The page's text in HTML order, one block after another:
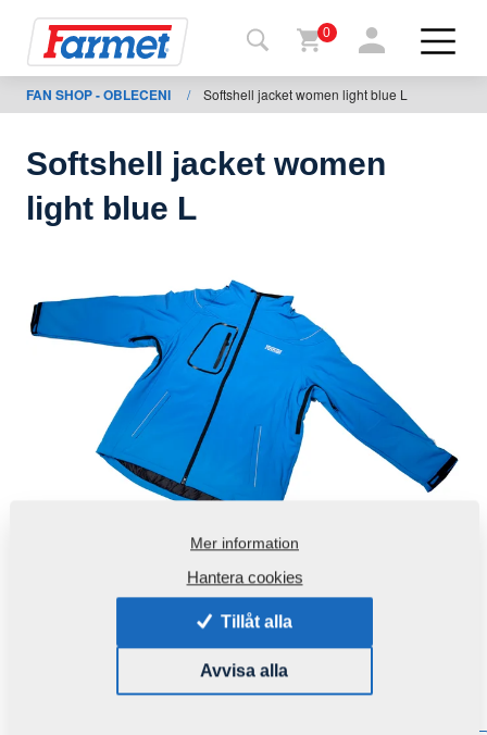
shop
maskiner
nedladdning
0
FAN SHOP - OBLECENI / Softshell jacket women light blue L
Softshell jacket women
light blue L
Produktkod: r00092
Mer information
Hantera cookies
Tillåt alla
Avvisa alla